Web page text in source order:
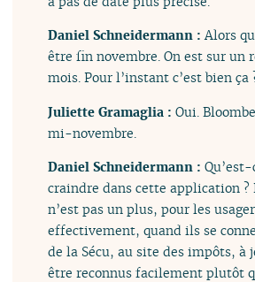
Daniel Schneidermann :Alors
être fin novembre. On est sur un
mois. Pour l’instant c’est bien ça
Juliette Gramaglia :Oui.
mi-novembre.
Daniel Schneidermann :
craindre dans cette application ?
n’est pas un plus, pour les
effectivement, quand ils se
de la Sécu, au site des impôts, à
être reconnus facilement plutôt